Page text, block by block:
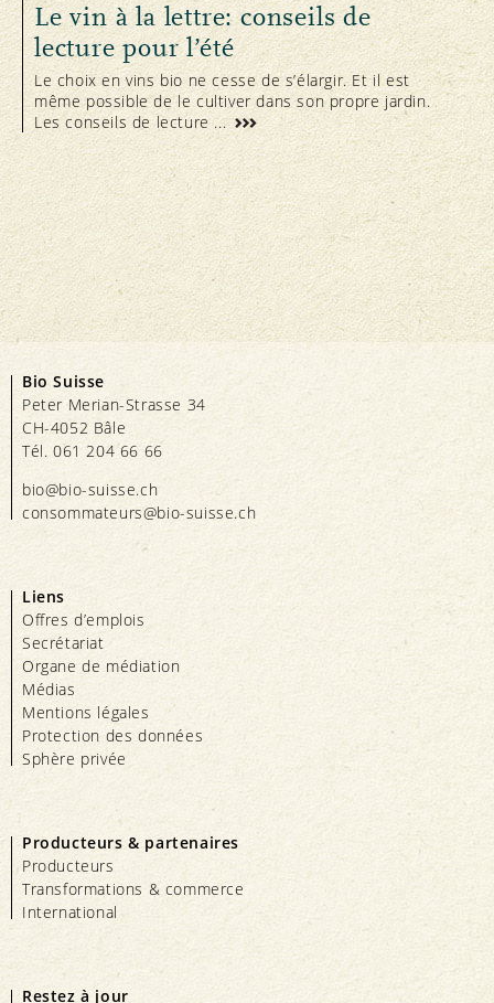
Le vin à la lettre: conseils de
lecture pour l’été
Le choix en vins bio ne cesse de s’élargir. Et il est
même possible de le cultiver dans son propre jardin.
Les conseils de lecture ...
Bio Suisse
Peter Merian-Strasse 34
CH-4052 Bâle
Tél. 061 204 66 66
bio@bio-suisse.ch
consommateurs@bio-suisse.ch
Liens
Offres d’emplois
Secrétariat
Organe de médiation
Médias
Mentions légales
Protection des données
Sphère privée
Producteurs & partenaires
Producteurs
Transformations & commerce
International
Restez à jour